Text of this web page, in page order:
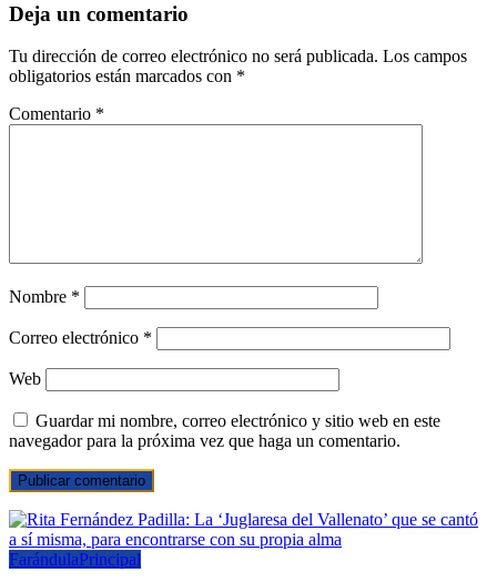
Deja un comentario
Tu dirección de correo electrónico no será publicada. Los campos
obligatorios están marcados con *
Comentario *
Nombre *
Correo electrónico *
Web
Guardar mi nombre, correo electrónico y sitio web en este
navegador para la próxima vez que haga un comentario.
FarándulaPrincipal